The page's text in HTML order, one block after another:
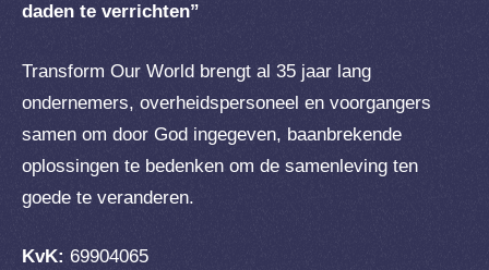
daden te verrichten”
Transform Our World brengt al 35 jaar lang
ondernemers, overheidspersoneel en voorgangers
samen om door God ingegeven, baanbrekende
oplossingen te bedenken om de samenleving ten
goede te veranderen.
KvK: 69904065